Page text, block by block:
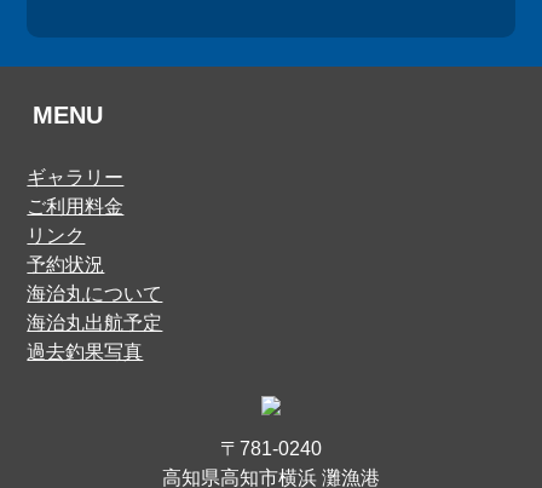
MENU
ギャラリー
ご利用料金
リンク
予約状況
海治丸について
海治丸出航予定
過去釣果写真
〒781-0240
高知県高知市横浜 灘漁港